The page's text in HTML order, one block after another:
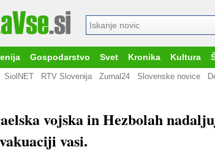
Gospodarstvo Svet Kronika Kultura
SiolNET RTV Slovenija Zurnal24 Slovenske novice
vojska in Hezbolah
vasi.